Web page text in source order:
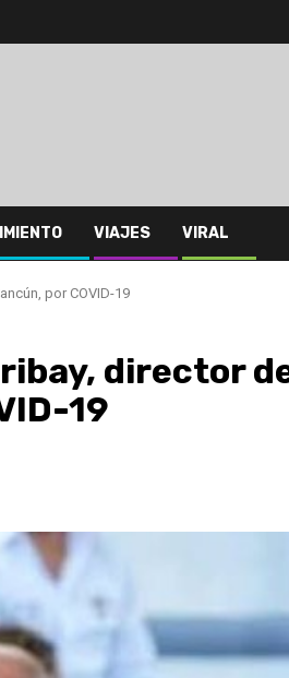
VIAJES VIRAL
por COVID-19
director
19